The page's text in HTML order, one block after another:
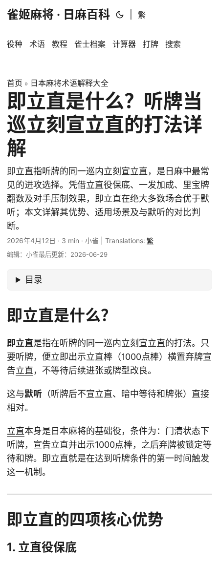
雀姬麻将 · 日麻百科 繁
役种 术语 教程 雀士档案 计算器 打牌 搜索
首页 » 日本麻将术语解释大全
即立直是什么？听牌当
巡立刻宣立直的打法详
解
即立直指听牌的同一巡内立刻宣立直，是日麻中最常
见的进攻选择。凭借立直役保底、一发加成、里宝牌
翻数及对手压制效果，即立直在绝大多数场合优于默
听；本文详解其优势、适用场景及与默听的对比判
断。
2026年4月12日 · 3 min · 小雀 Translations: 繁
编辑：小雀最后更新：2026-06-29
目录
即立直是什么？
即立直是指在听牌的同一巡内立刻宣立直的打法。只
要听牌，便立即出示立直棒（1000点棒）横置弃牌宣
告立直，不等待后续进张或牌型改良。
这与默听 （听牌后不宣立直、暗中等待和牌张）直接
相对。
立直本身是日本麻将的基础役，条件为：门清状态下
听牌，宣告立直并出示1000点棒，之后弃牌被锁定等
待和牌。即立直就是在达到听牌条件的第一时间触发
这一机制。
即立直的四项核心优势
1. 立直役保底